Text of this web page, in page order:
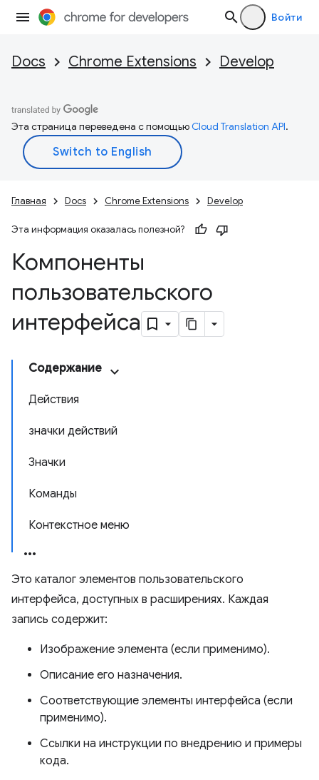
Войти
Docs Chrome Extensions Develop
Эта страница переведена с помощьюCloud Translation API.
Главная Docs Chrome Extensions Develop
Эта информация оказалась полезной?
Компоненты
пользовательского
интерфейса
Содержание
Действия
значки действий
Значки
Команды
Контекстное меню
Это каталог элементов пользовательского
интерфейса, доступных в расширениях. Каждая
запись содержит:
Изображение элемента (если применимо).
Описание его назначения.
Соответствующие элементы интерфейса (если
применимо).
Ссылки на инструкции по внедрению и примеры
кода.